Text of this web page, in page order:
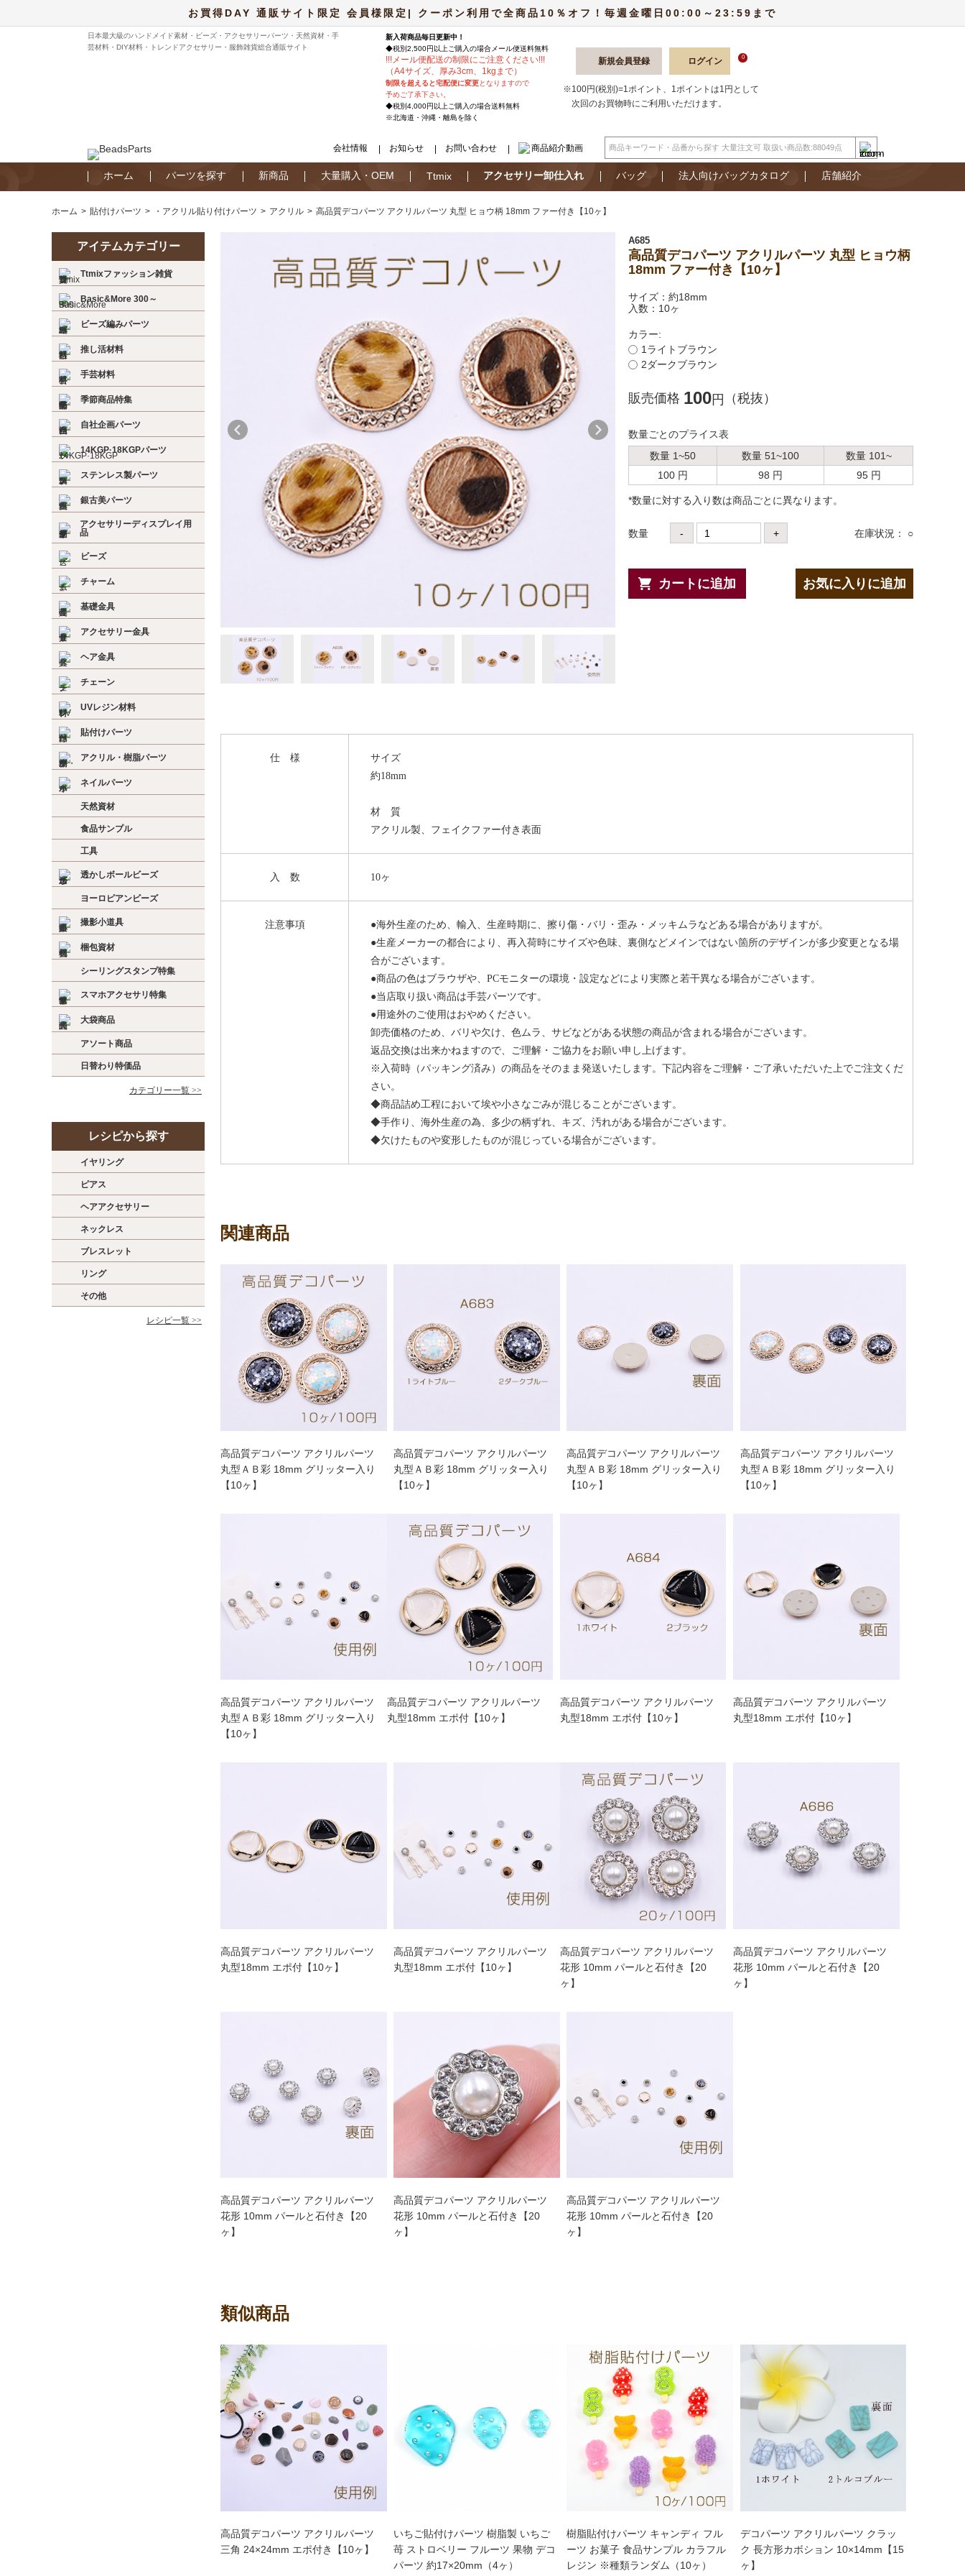
お買得DAY 通販サイト限定 会員様限定| クーポン利用で全商品10％オフ！毎週金曜日00:00～23:59まで
日本最大級のハンドメイド素材・ビーズ・アクセサリーパーツ・天然資材・手
芸材料・DIY材料・トレンドアクセサリー・服飾雑貨総合通販サイト
新入荷商品毎日更新中！
◆税別2,500円以上ご購入の場合 メール便送料無料
!!!メール便配送の制限にご注意ください!!!
（A4サイズ、厚み3cm、1kgまで）
制限を超えると宅配便に変更となりますので
予めご了承下さい。
◆税別4,000円以上ご購入の場合送料無料
※北海道・沖縄・離島を除く
新規会員登録 ログイン 0
※100円(税別)=1ポイント、1ポイントは1円として
次回のお買物時にご利用いただけます。
会社情報 お知らせ お問い合わせ 商品紹介動画
ホーム パーツを探す 新商品 大量購入・OEM Ttmix アクセサリー卸仕入れ バッグ 法人向けバッグカタログ 店舗紹介
ホーム 貼付けパーツ ・アクリル貼り付けパーツ アクリル 高品質デコパーツ アクリルパーツ 丸型 ヒョウ柄 18mm ファー付き【10ヶ】
アイテムカテゴリー
Ttmixファッション雑貨
Basic&More 300～
ビーズ編みパーツ
推し活材料
手芸材料
季節商品特集
自社企画パーツ
14KGP·18KGPパーツ
ステンレス製パーツ
銀古美パーツ
アクセサリーディスプレイ用
品
ビーズ
チャーム
基礎金具
アクセサリー金具
ヘア金具
チェーン
UVレジン材料
貼付けパーツ
アクリル・樹脂パーツ
ネイルパーツ
天然資材
食品サンプル
工具
透かしボールビーズ
ヨーロピアンビーズ
撮影小道具
梱包資材
シーリングスタンプ特集
スマホアクセサリ特集
大袋商品
アソート商品
日替わり特価品
カテゴリー一覧 >>
レシピから探す
イヤリング
ピアス
ヘアアクセサリー
ネックレス
ブレスレット
リング
その他
レシピ一覧 >>
A685
高品質デコパーツ アクリルパーツ 丸型 ヒョウ柄
18mm ファー付き【10ヶ】
サイズ：約18mm
入数：10ヶ
カラー:
1ライトブラウン
2ダークブラウン
販売価格 100円 （税抜）
数量ごとのプライス表
数量 1~50
数量 51~100
数量 101~
100 円
98 円 95 円
*数量に対する⼊り数は商品ごとに異なります。
数量 - + 在庫状況： ○
カートに追加 お気に入りに追加
仕 様
サイズ
約18mm
材 質
アクリル製、フェイクファー付き表面
入 数 10ヶ
注意事項
●海外生産のため、輸入、生産時期に、擦り傷・バリ・歪み・メッキムラなどある場合がありますが。
●生産メーカーの都合により、再入荷時にサイズや色味、裏側などメインではない箇所のデザインが多少変更となる場
合がございます。
●商品の色はブラウザや、PCモニターの環境・設定などにより実際と若干異なる場合がございます。
●当店取り扱い商品は手芸パーツです。
●用途外のご使用はおやめください。
卸売価格のため、バリや欠け、色ムラ、サビなどがある状態の商品が含まれる場合がございます。
返品交換は出来かねますので、ご理解・ご協力をお願い申し上げます。
※入荷時（パッキング済み）の商品をそのまま発送いたします。下記内容をご理解・ご了承いただいた上でご注文くだ
さい。
◆商品詰め工程において埃や小さなごみが混じることがございます。
◆手作り、海外生産の為、多少の柄ずれ、キズ、汚れがある場合がございます。
◆欠けたものや変形したものが混じっている場合がございます。
関連商品
高品質デコパーツ アクリルパーツ
丸型ＡＢ彩 18mm グリッター入り
【10ヶ】
高品質デコパーツ アクリルパーツ
丸型ＡＢ彩 18mm グリッター入り
【10ヶ】
高品質デコパーツ アクリルパーツ
丸型ＡＢ彩 18mm グリッター入り
【10ヶ】
高品質デコパーツ アクリルパーツ
丸型ＡＢ彩 18mm グリッター入り
【10ヶ】
高品質デコパーツ アクリルパーツ
丸型ＡＢ彩 18mm グリッター入り
【10ヶ】
高品質デコパーツ アクリルパーツ
丸型18mm エポ付【10ヶ】
高品質デコパーツ アクリルパーツ
丸型18mm エポ付【10ヶ】
高品質デコパーツ アクリルパーツ
丸型18mm エポ付【10ヶ】
高品質デコパーツ アクリルパーツ
丸型18mm エポ付【10ヶ】
高品質デコパーツ アクリルパーツ
丸型18mm エポ付【10ヶ】
高品質デコパーツ アクリルパーツ
花形 10mm パールと石付き【20
ヶ】
高品質デコパーツ アクリルパーツ
花形 10mm パールと石付き【20
ヶ】
高品質デコパーツ アクリルパーツ
花形 10mm パールと石付き【20
ヶ】
高品質デコパーツ アクリルパーツ
花形 10mm パールと石付き【20
ヶ】
高品質デコパーツ アクリルパーツ
花形 10mm パールと石付き【20
ヶ】
類似商品
高品質デコパーツ アクリルパーツ
三角 24×24mm エポ付き【10ヶ】
いちご貼付けパーツ 樹脂製 いちご
苺 ストロベリー フルーツ 果物 デコ
パーツ 約17×20mm（4ヶ）
樹脂貼付けパーツ キャンディ フル
ーツ お菓子 食品サンプル カラフル
レジン ※種類ランダム（10ヶ）
デコパーツ アクリルパーツ クラッ
ク 長方形カボション 10×14mm【15
ヶ】